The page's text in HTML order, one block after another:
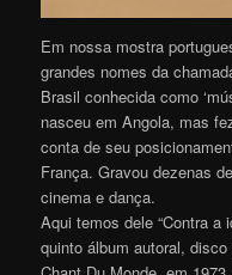
Em nossa mostra
grandes nomes da
Brasil conhecida como
nasceu em Angola, mas
conta de seu
França. Gravou dezenas
cinema e dança.
Aqui temos dele “Contra a
quinto álbum autoral,